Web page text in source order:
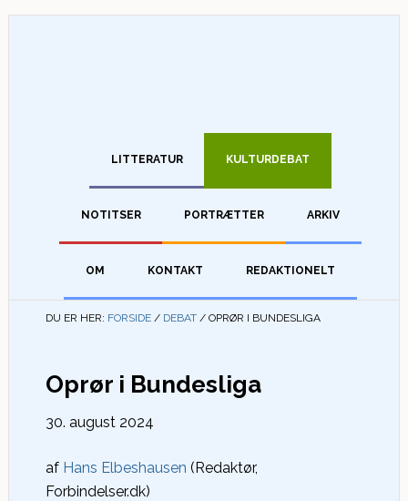
LITTERATUR KULTURDEBAT
NOTITSER PORTRÆTTER ARKIV
OM KONTAKT REDAKTIONELT
DU ER HER: FORSIDE / DEBAT /OPRØR I BUNDESLIGA
Oprør i Bundesliga
30. august 2024
af Hans Elbeshausen (Redaktør,
Forbindelser.dk)